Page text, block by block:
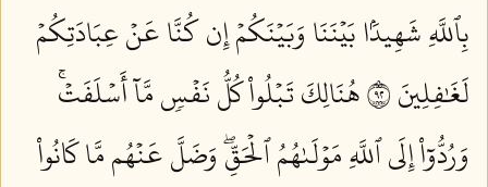
بِٱللَّهِ شَهِيدَۢا بَيۡنَنَا وَبَيۡنَكُمۡ إِن كُنَّا عَنۡ عِبَادَتِكُمۡ
لَغَٰفِلِينَ ٢٩
هُنَالِكَ تَبۡلُواْ كُلُّ نَفۡسٖ مَّآ أَسۡلَفَتۡۚ
وَرُدُّوٓاْ إِلَى ٱللَّهِ مَوۡلَىٰهُمُ ٱلۡحَقِّۖ وَضَلَّ عَنۡهُم مَّا كَانُواْ